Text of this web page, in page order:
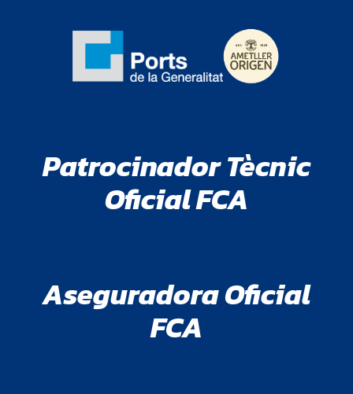
Patrocinador Tècnic
Oficial FCA
Aseguradora Oficial
FCA